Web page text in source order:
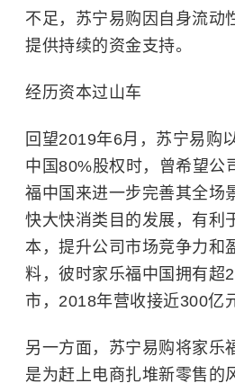
不足，苏宁易购因自身流动
提供持续的资金支持。
经历资本过山车
回望2019年6月，苏宁易购
中国80%股权时，曾希望公
福中国来进一步完善其全场
快大快消类目的发展，有利
本，提升公司市场竞争力和
料，彼时家乐福中国拥有超
市，2018年营收接近300亿
另一方面，苏宁易购将家乐
是为赶上电商扎堆新零售 的